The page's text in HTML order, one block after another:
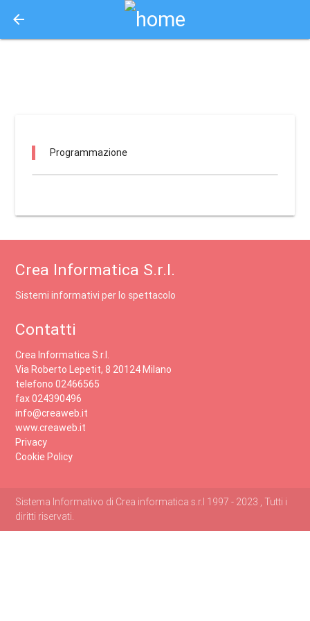
arrow_back
Programmazione
Crea Informatica S.r.l.
Sistemi informativi per lo spettacolo
Contatti
Crea Informatica S.r.l.
Via Roberto Lepetit, 8 20124 Milano
telefono 02466565
fax 024390496
info@creaweb.it
www.creaweb.it
Privacy
Cookie Policy
Sistema Informativo di Crea informatica s.r.l 1997 - 2023 , Tutti i
diritti riservati.